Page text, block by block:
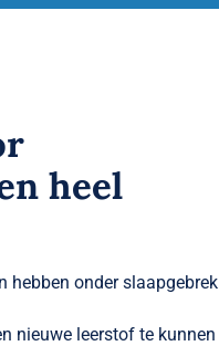
heel
hebben onder
nieuwe leerstof te kunnen